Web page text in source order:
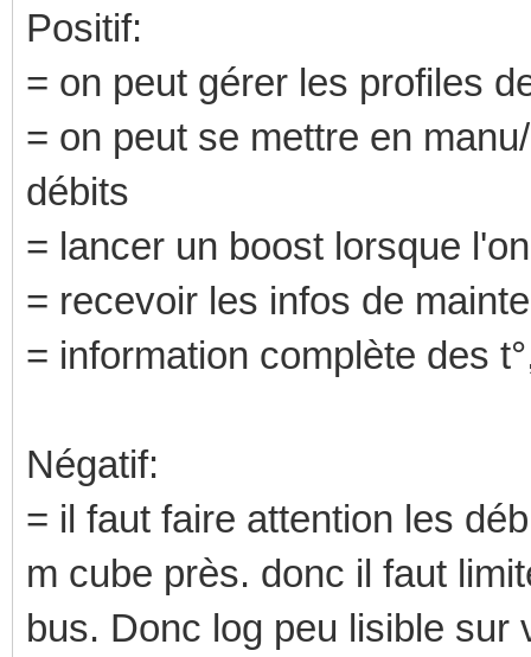
Positif:
= on peut gérer les profiles
= on peut se mettre en
débits
= lancer un boost lorsque
= recevoir les infos de
= information complète des
Négatif:
= il faut faire attention les
m cube près. donc il faut
bus. Donc log peu lisible sur